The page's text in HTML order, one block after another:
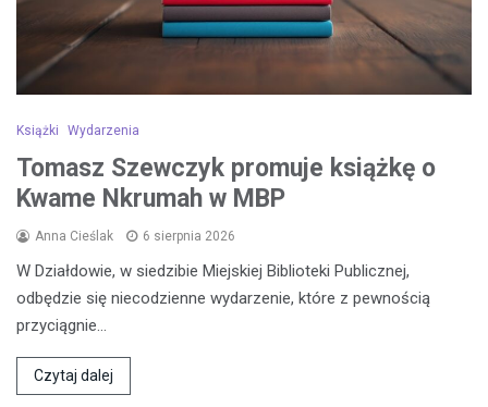
Książki Wydarzenia
Tomasz Szewczyk promuje książkę o
Kwame Nkrumah w MBP
Anna Cieślak 6 sierpnia 2026
W Działdowie, w siedzibie Miejskiej Biblioteki Publicznej,
odbędzie się niecodzienne wydarzenie, które z pewnością
przyciągnie…
Czytaj dalej